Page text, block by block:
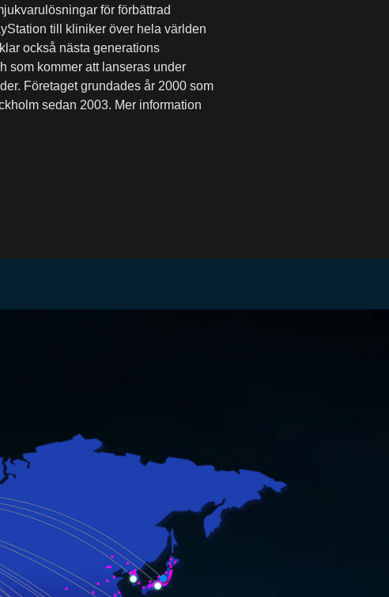
för förbättrad
till kliniker över hela världen
också nästa generations
som kommer att lanseras under
Företaget grundades år 2000 som
sedan 2003. Mer information